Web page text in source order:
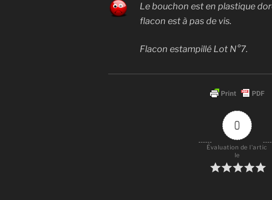
Le bouchon est en plastique
flacon est à pas de vis.
Flacon estampillé Lot N°7.
0
Évaluation de l'artic
le